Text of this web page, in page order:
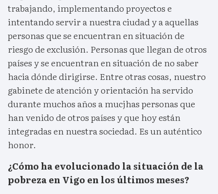
trabajando, implementando proyectos e
intentando servir a nuestra ciudad y a aquellas
personas que se encuentran en situación de
riesgo de exclusión. Personas que llegan de otros
países y se encuentran en situación de no saber
hacia dónde dirigirse. Entre otras cosas, nuestro
gabinete de atención y orientación ha servido
durante muchos años a mucjhas personas que
han venido de otros países y que hoy están
integradas en nuestra sociedad. Es un auténtico
honor.
¿Cómo ha evolucionado la situación de la
pobreza en Vigo en los últimos meses?